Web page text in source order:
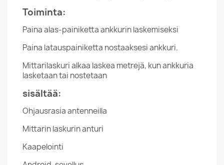
Toiminta:
Paina alas-painiketta ankkurin laskemiseksi
Paina latauspainiketta nostaaksesi ankkuri.
Mittarilaskuri alkaa laskea metrejä, kun ankkuria
lasketaan tai nostetaan
sisältää:
Ohjausrasia antenneilla
Mittarin laskurin anturi
Kaapelointi